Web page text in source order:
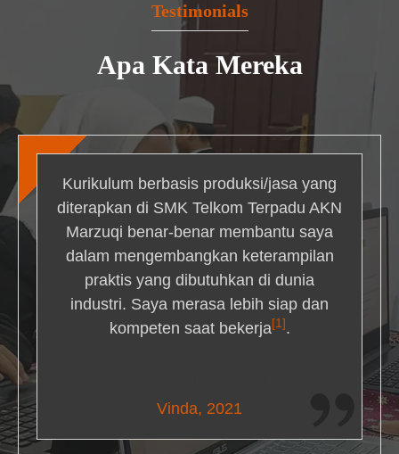
Testimonials
Apa Kata Mereka
Kurikulum berbasis produksi/jasa yang
diterapkan di SMK Telkom Terpadu AKN
Marzuqi benar-benar membantu saya
dalam mengembangkan keterampilan
praktis yang dibutuhkan di dunia
industri. Saya merasa lebih siap dan
kompeten saat bekerja[1] .
Vinda, 2021